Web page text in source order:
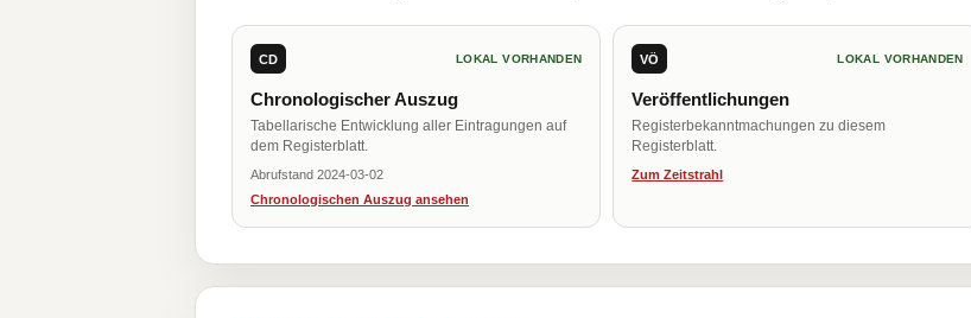
CD LOKAL VORHANDEN
Chronologischer Auszug
Tabellarische Entwicklung aller Eintragungen auf
dem Registerblatt.
Abrufstand 2024-03-02
Chronologischen Auszug ansehen
VÖ LOKAL VORHANDEN
Veröffentlichungen
Registerbekanntmachungen zu diesem
Registerblatt.
Zum Zeitstrahl